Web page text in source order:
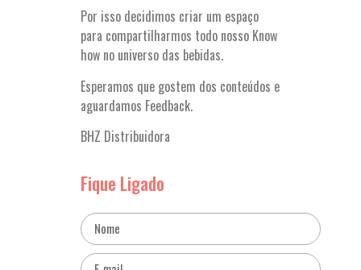
Por isso decidimos criar um espaço
para compartilharmos todo nosso Know
how no universo das bebidas.
Esperamos que gostem dos conteúdos e
aguardamos Feedback.
BHZ Distribuidora
Fique Ligado